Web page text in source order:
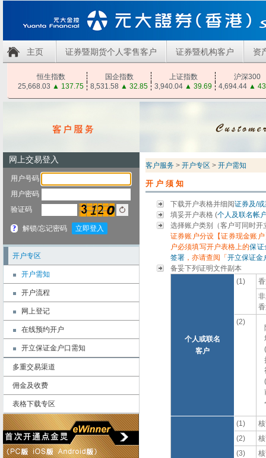
主页 证券暨期货个人零售客户 证券暨机构客户 资
恒生指数 国企指数 上证指数
沪深300
25,668.03 ▲ 137.75 8,531.58 ▲ 32.85 3,940.04 ▲ 39.69 4,694.44 ▲
开户专区
开户需知
开户流程
网上登记
在线预约开户
开立保证金户口需知
多重交易渠道
佣金及收费
表格下载专区
客户服务 > 开户专区 > 开户需知
开户须知
下载开户表格并细阅证券及/
填妥开户表格 (个人及联名帐
选择账户类别（客户可同时
证券账户分设【证券现金账
户必须填写开户表格上的保证
签署 ，亦请查阅「 开立保证金
备妥下列证明文件副本
个人或联名
客户
(1)
(2)
(1)
(2)
(3)